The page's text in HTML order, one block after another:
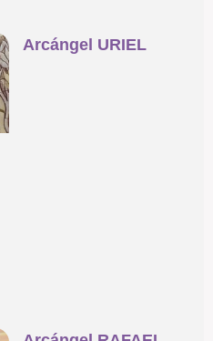
Arcángel URIEL